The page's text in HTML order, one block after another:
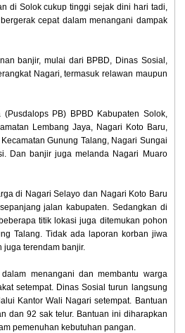
di Solok cukup tinggi sejak dini hari tadi,
cepat dalam menangani dampak
banjir, mulai dari BPBD, Dinas Sosial,
Nagari, termasuk relawan maupun
PB) BPBD Kabupaten Solok,
Lembang Jaya, Nagari Koto Baru,
Gunung Talang, Nagari Sungai
Dan banjir juga melanda Nagari Muaro
di Nagari Selayo dan Nagari Koto Baru
jalan kabupaten. Sedangkan di
titik lokasi juga ditemukan pohon
Talang. Tidak ada laporan korban jiwa
juga terendam banjir.
menangani dan membantu warga
setempat. Dinas Sosial turun langsung
Kantor Wali Nagari setempat. Bantuan
dan 92 sak telur. Bantuan ini diharapkan
pemenuhan kebutuhan pangan.